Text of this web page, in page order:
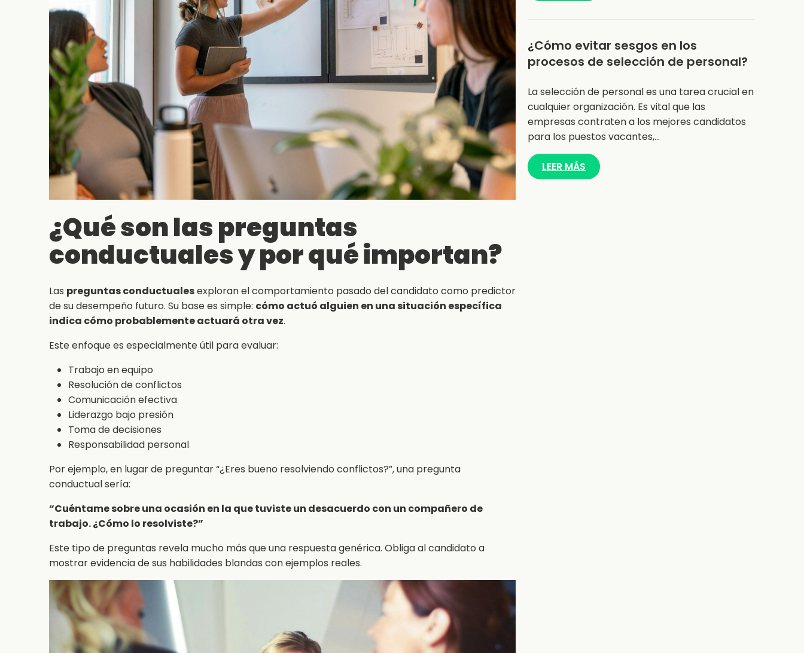
¿Qué son las preguntas
conductuales y por qué importan?
Las preguntas conductualesexploran el comportamiento pasado del candidato como predictor
de su desempeño futuro. Su base es simple: cómo actuó alguien en una situación específica
indica cómo probablemente actuará otra vez.
Este enfoque es especialmente útil para evaluar:
Trabajo en equipo
Resolución de conflictos
Comunicación efectiva
Liderazgo bajo presión
Toma de decisiones
Responsabilidad personal
Por ejemplo, en lugar de preguntar “¿Eres bueno resolviendo conflictos?”, una pregunta
conductual sería:
“Cuéntame sobre una ocasión en la que tuviste un desacuerdo con un compañero de
trabajo. ¿Cómo lo resolviste?”
Este tipo de preguntas revela mucho más que una respuesta genérica. Obliga al candidato a
mostrar evidencia de sus habilidades blandas con ejemplos reales.
¿Cómo evitar sesgos en los
procesos de selección de personal?
La selección de personal es una tarea crucial en
cualquier organización. Es vital que las
empresas contraten a los mejores candidatos
para los puestos vacantes,…
LEER MÁS